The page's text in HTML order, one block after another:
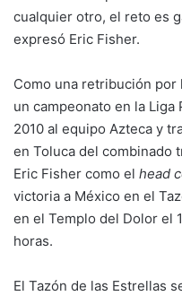
cualquier otro, el reto es
expresó Eric Fisher.
Como una retribución por
un campeonato en la Liga
2010 al equipo Azteca y
en Toluca del combinado
Eric Fisher como el head
victoria a México en el
en el Templo del Dolor el
horas.
El Tazón de las Estrellas